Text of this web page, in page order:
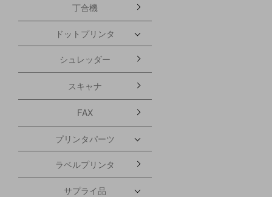
丁合機
ドットプリンタ
シュレッダー
スキャナ
FAX
プリンタパーツ
ラベルプリンタ
サプライ品